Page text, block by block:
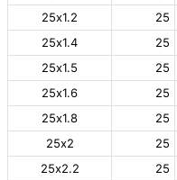
25х1.2
25
25х1.4
25
25х1.5
25
25х1.6
25
25х1.8
25
25х2
25
25х2.2
25